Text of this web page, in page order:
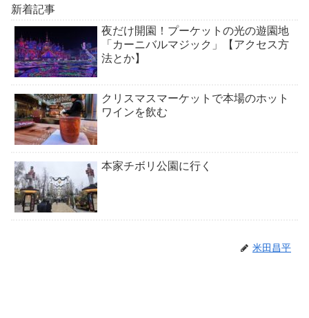
新着記事
夜だけ開園！プーケットの光の遊園地
「カーニバルマジック」【アクセス方
法とか】
クリスマスマーケットで本場のホット
ワインを飲む
本家チボリ公園に行く
米田昌平